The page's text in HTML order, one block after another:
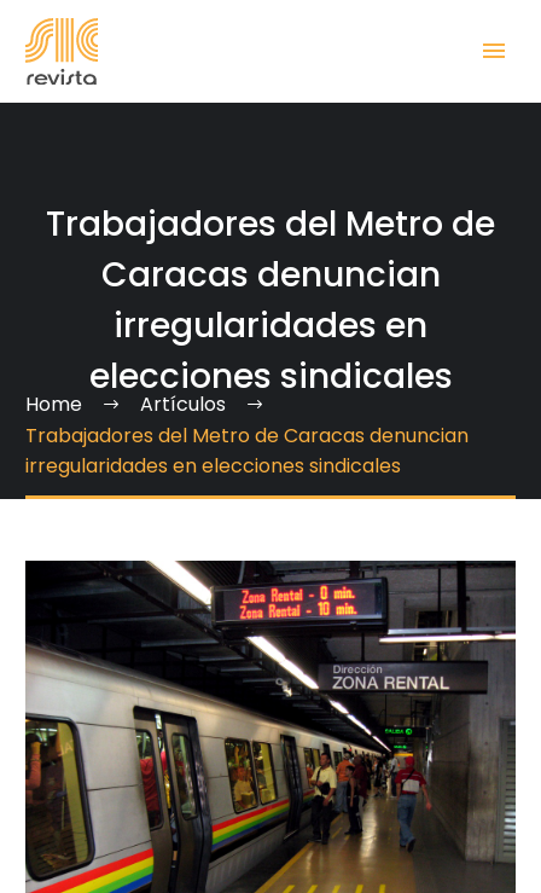
Trabajadores del Metro de
Caracas denuncian
irregularidades en
elecciones sindicales
Home
Artículos
Trabajadores del Metro de Caracas denuncian
irregularidades en elecciones sindicales